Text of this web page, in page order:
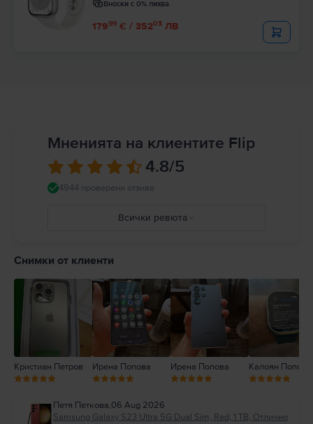
Вноски с 0% лихва
17999 € / 35203 ЛВ
Мненията на клиентите Flip
4.8/5
4944 проверени отзива
Всички ревюта
Снимки от клиенти
Кристиан Петров Ирена Попова Ирена Попова Калоян Попов
Петя Петкова,06 Aug 2026
Samsung Galaxy S23 Ultra 5G Dual Sim, Red, 1 TB, Отлично